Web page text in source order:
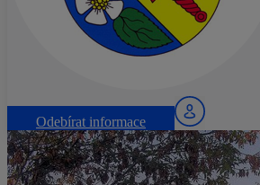
Odebírat informace